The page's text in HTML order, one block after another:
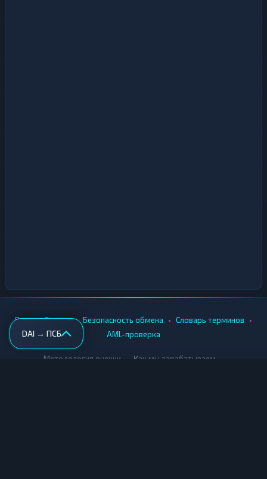
DAI → ПСБ
Вики • Города • Безопасность обмена • Словарь терминов •
AML-проверка
Методология оценки Как мы зарабатываем